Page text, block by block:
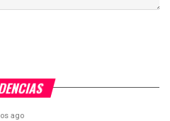
ago